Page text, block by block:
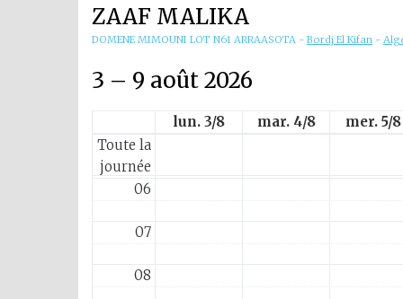
ZAAF MALIKA
DOMENE MIMOUNI LOT N61 ARRAASOTA - Bordj El Kifan -
3 – 9 août 2026
lun. 3/8 mar. 4/8 mer. 5/8
Toute la
journée
02
05
06
07
08